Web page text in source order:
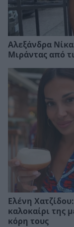
Αλεξάνδρα
Μιράντας από
Ελένη
καλοκαίρι της
κόρη τους